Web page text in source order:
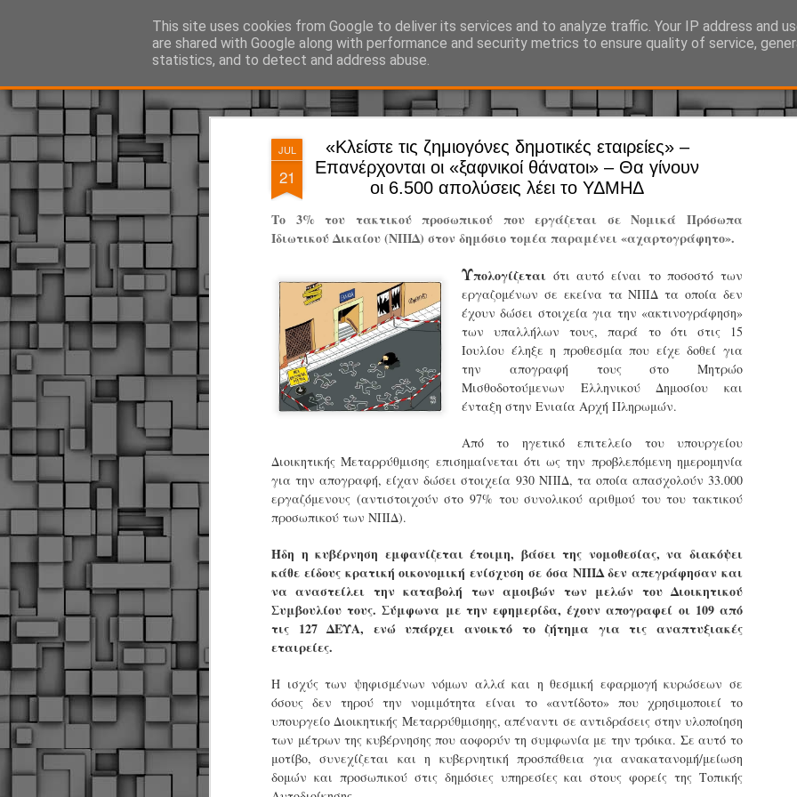
JUL
21
«Κλείστε τις ζημιογόνες δημοτικές εταιρείες» –
Επανέρχονται οι «ξαφνικοί θάνατοι» – Θα γίνουν
οι 6.500 απολύσεις λέει το ΥΔΜΗΔ
Το 3% του τακτικού προσωπικού που εργάζεται σε Νομικά Πρόσωπα
Ιδιωτικού Δικαίου (ΝΠΙΔ) στον δημόσιο τομέα παραμένει «αχαρτογράφητο».
Υπολογίζεται ότι αυτό είναι το ποσοστό των
εργαζομένων σε εκείνα τα ΝΠΙΔ τα οποία δεν
έχουν δώσει στοιχεία για την «ακτινογράφηση»
των υπαλλήλων τους, παρά το ότι στις 15
Ιουλίου έληξε η προθεσμία που είχε δοθεί για
την απογραφή τους στο Μητρώο
Μισθοδοτούμενων Ελληνικού Δημοσίου και
ένταξη στην Ενιαία Αρχή Πληρωμών.
Από το ηγετικό επιτελείο του υπουργείου
Διοικητικής Μεταρρύθμισης επισημαίνεται ότι ως την προβλεπόμενη ημερομηνία
για την απογραφή, είχαν δώσει στοιχεία 930 ΝΠΙΔ, τα οποία απασχολούν 33.000
εργαζόμενους (αντιστοιχούν στο 97% του συνολικού αριθμού του του τακτικού
προσωπικού των ΝΠΙΔ).
Ήδη η κυβέρνηση εμφανίζεται έτοιμη, βάσει της νομοθεσίας, να διακόψει
κάθε είδους κρατική οικονομική ενίσχυση σε όσα ΝΠΙΔ δεν απεγράφησαν και
να αναστείλει την καταβολή των αμοιβών των μελών του Διοικητικού
Συμβουλίου τους. Σύμφωνα με την εφημερίδα, έχουν απογραφεί οι 109 από
τις 127 ΔΕΥΑ, ενώ υπάρχει ανοικτό το ζήτημα για τις αναπτυξιακές
εταιρείες.
Η ισχύς των ψηφισμένων νόμων αλλά και η θεσμική εφαρμογή κυρώσεων σε
όσους δεν τηρού την νομιμότητα είναι το «αντίδοτο» που χρησιμοποιεί το
υπουργείο Διοικητικής Μεταρρύθμισηης, απέναντι σε αντιδράσεις στην υλοποίηση
των μέτρων της κυβέρνησης που αοφορύν τη συμφωνία με την τρόικα. Σε αυτό το
μοτίβο, συνεχίζεται και η κυβερνητική προσπάθεια για ανακατανομή/μείωση
δομών και προσωπικού στις δημόσιες υπηρεσίες και στους φορείς της Τοπικής
This site uses cookies from Google to deliver its services and to analyze traffic. Your IP address and
are shared with Google along with performance and security metrics to ensure quality of service,
statistics, and to detect and address abuse.
ΔΗΜΟΤΙΚΗ ΑΣΤΥΝΟΜΙΑ, τα νέα! Ό, τι συμβαίνει γύρω από τη Δημοτική Αστυνομία, την τοπική
JUL
Άργος -
Η Δημοτική Αστυνομία
καθώς από την 1η
επιχειρησιακή
παρουσία του Δήμου
χώρους.
Η νέα υπηρεσία θα
εκπαιδευμένους
είναι έτοιμοι να
Στο πλαίσιο της
ολοκαίνουργια
JUN
Δήμος Κοζάνης :
Αναμνηστικά
JUN
Απολογισμός των
JUN
Δημοτική Αστυνομία